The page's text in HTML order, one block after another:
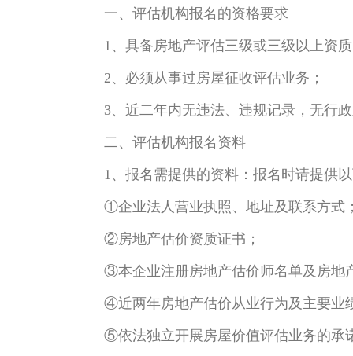
一、评估机构报名的资格要求
1、具备房地产评估三级或三级以上资质
2、必须从事过房屋征收评估业务；
3、近二年内无违法、违规记录，无行政
二、评估机构报名资料
1、报名需提供的资料：报名时请提供以
①企业法人营业执照、地址及联系方式
②房地产估价资质证书；
③本企业注册房地产估价师名单及房地
④近两年房地产估价从业行为及主要业
⑤依法独立开展房屋价值评估业务的承